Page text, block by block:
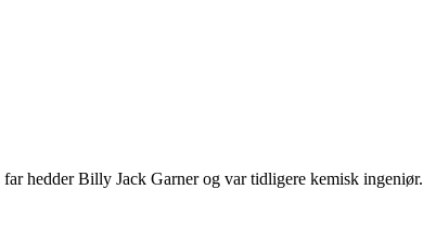
hedder Billy Jack Garner og var tidligere kemisk ingeniør.